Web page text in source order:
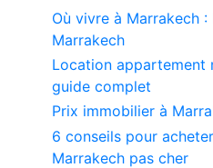
Où vivre à Marrakech
Marrakech
Location appartement
guide complet
Prix immobilier à
6 conseils pour
Marrakech pas cher